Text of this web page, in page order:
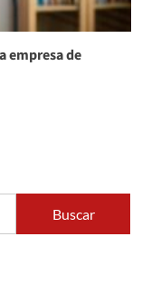
empresa de
Buscar